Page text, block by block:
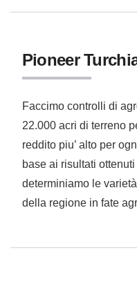
Pioneer
Faccimo controlli di
22.000 acri di terreno
reddito piu’ alto per
base ai risultati
determiniamo le
della regione in fate